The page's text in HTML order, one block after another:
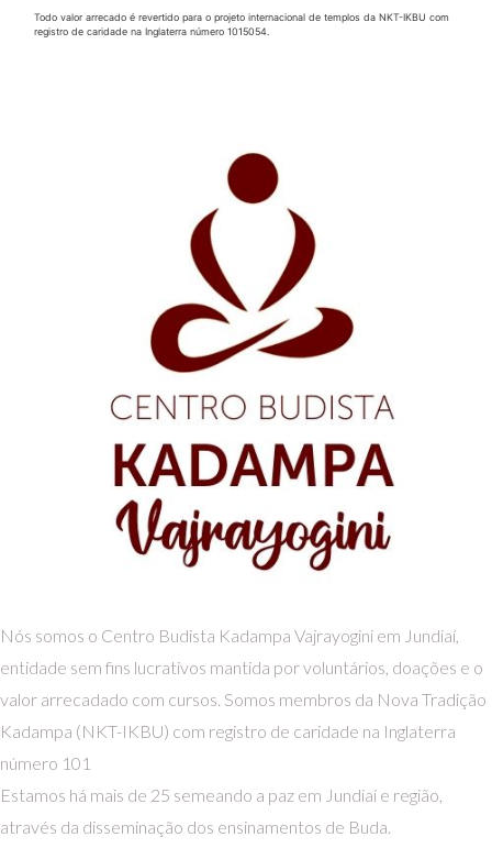
Todo valor arrecado é revertido para o projeto internacional de templos da NKT-IKBU com
registro de caridade na Inglaterra número 1015054.
Nós somos o Centro Budista Kadampa Vajrayogini em Jundiaí,
entidade sem fins lucrativos mantida por voluntários, doações e o
valor arrecadado com cursos. Somos membros da Nova Tradição
Kadampa (NKT-IKBU) com registro de caridade na Inglaterra
número 101
Estamos há mais de 25 semeando a paz em Jundiaí e região,
através da disseminação dos ensinamentos de Buda.